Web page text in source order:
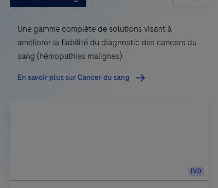
Une gamme complète de solutions visant à
améliorer la fiabilité du diagnostic des cancers du
sang (hémopathies malignes)
En savoir plus sur Cancer du sang
IVD